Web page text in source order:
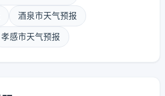
酒泉市天气预报
孝感市天气预报